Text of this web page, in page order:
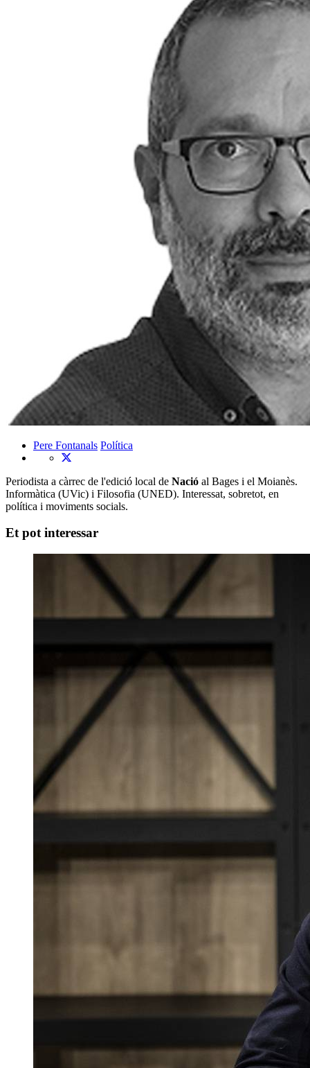
Pere Fontanals Política
Periodista a càrrec de l'edició local de Nació al Bages i el Moianès.
Informàtica (UVic) i Filosofia (UNED). Interessat, sobretot, en
política i moviments socials.
Et pot interessar